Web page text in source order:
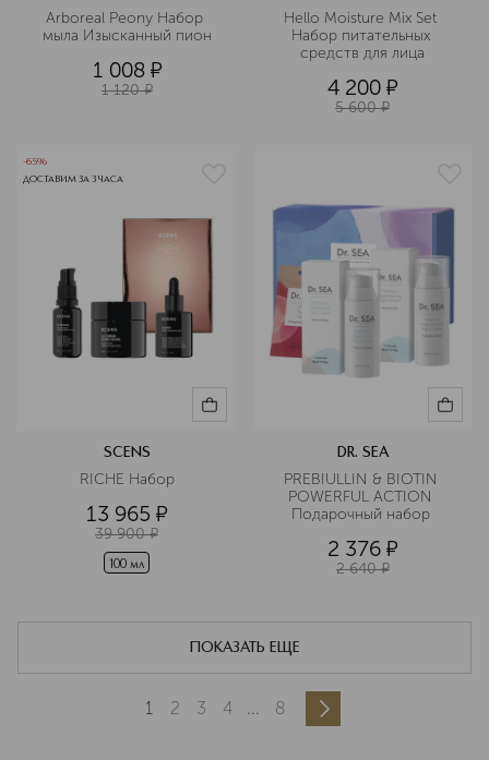
Arboreal Peony Набор
мыла Изысканный пион
1 008 ¤
1 120 ¤
Hello Moisture Mix Set
Набор питательных
средств для лица
4 200 ¤
5 600 ¤
-65%
ДОСТАВИМ ЗА 3 ЧАСА
SCENS
RICHE Набор
13 965 ¤
39 900 ¤
100 мл
DR. SEA
PREBIULLIN & BIOTIN
POWERFUL ACTION
Подарочный набор
2 376 ¤
2 640 ¤
ПОКАЗАТЬ ЕЩЕ
1 2 3 4 ... 8